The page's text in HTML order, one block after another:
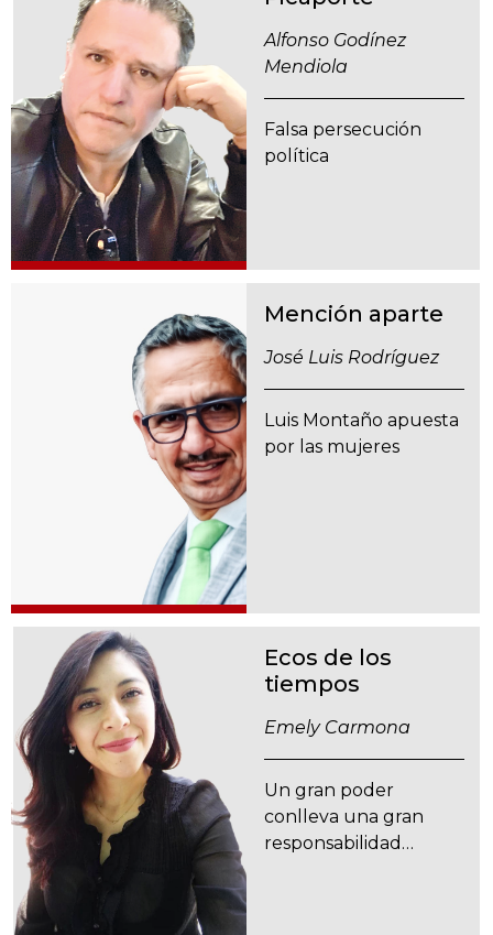
Alfonso Godínez
Mendiola
Falsa persecución
política
Mención aparte
José Luis Rodríguez
Luis Montaño apuesta
por las mujeres
Ecos de los
tiempos
Emely Carmona
Un gran poder
conlleva una gran
responsabilidad…